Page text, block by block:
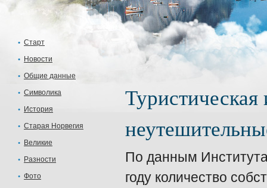
Старт
Новости
Общие данные
Символика
История
Старая Норвегия
Великие
Разности
Фото
По данным
году количество